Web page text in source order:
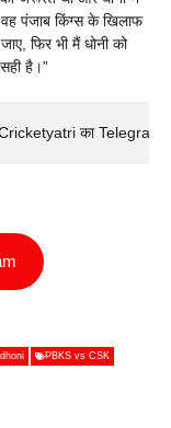
वह पंजाब किंग्स के खिलाफ
फिर भी मैं धोनी को
है।”
Cricketyatri का
PBKS vs CSK